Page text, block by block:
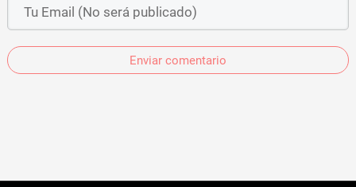
Enviar comentario